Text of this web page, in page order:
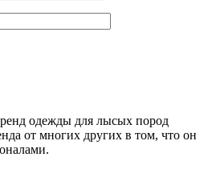
одежды для лысых пород
от многих других в том, что он